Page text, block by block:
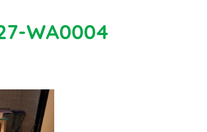
WA0004